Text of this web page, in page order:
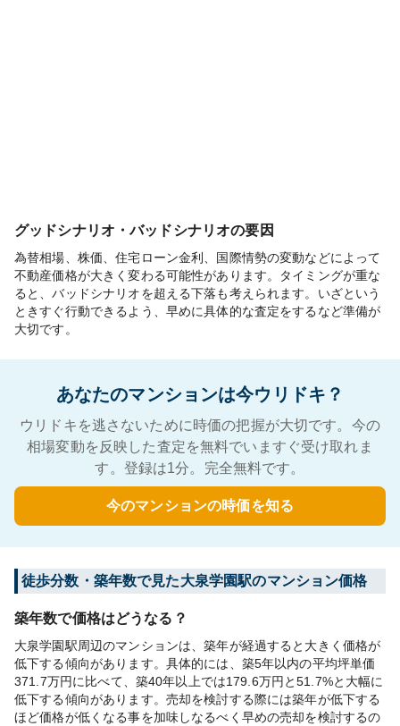
グッドシナリオ・バッドシナリオの要因
為替相場、株価、住宅ローン金利、国際情勢の変動などによって
不動産価格が大きく変わる可能性があります。タイミングが重な
ると、バッドシナリオを超える下落も考えられます。いざという
ときすぐ行動できるよう、早めに具体的な査定をするなど準備が
大切です。
あなたのマンションは今ウリドキ？
ウリドキを逃さないために時価の把握が大切です。今の
相場変動を反映した査定を無料でいますぐ受け取れま
す。登録は1分。完全無料です。
今のマンションの時価を知る
徒歩分数・築年数で見た大泉学園駅のマンション価格
築年数で価格はどうなる？
大泉学園駅周辺のマンションは、築年が経過すると大きく価格が
低下する傾向があります。具体的には、築5年以内の平均坪単価
371.7万円に比べて、築40年以上では179.6万円と51.7%と大幅に
低下する傾向があります。売却を検討する際には築年が低下する
ほど価格が低くなる事を加味しなるべく早めの売却を検討するの